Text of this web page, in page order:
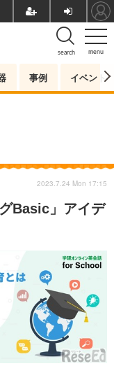
menu
search
事例 イベント
Basic」アイデ
2023.7.24 Mon 17:15